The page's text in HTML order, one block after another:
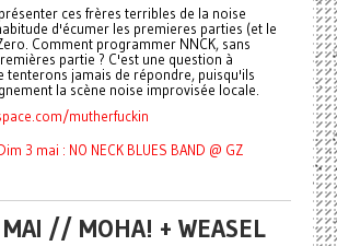
ces frères terribles de la noise
d'écumer les premieres parties (et le
Comment programmer NNCK, sans
partie ? C'est une question à
tenterons jamais de répondre, puisqu'ils
la scène noise improvisée locale.
mutherfuckin
3 mai : NO NECK BLUES BAND @ GZ
// MOHA! + WEASEL